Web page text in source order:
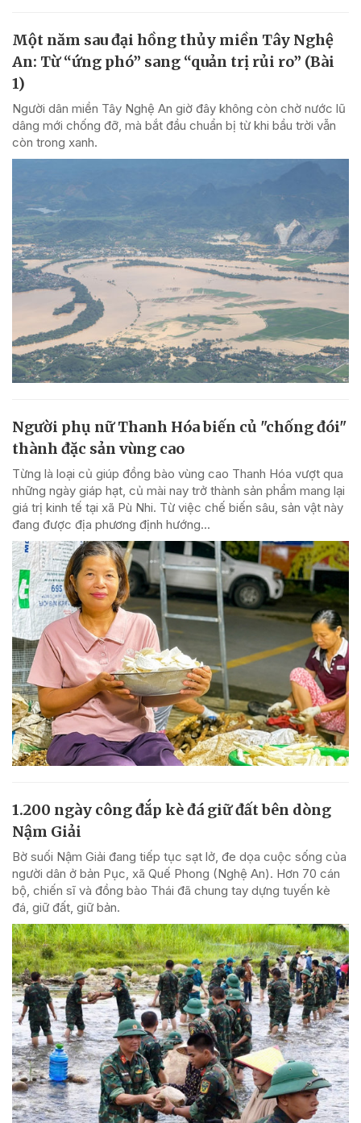
Một năm sau đại hồng thủy miền Tây Nghệ
An: Từ “ứng phó” sang “quản trị rủi ro” (Bài
1)
Người dân miền Tây Nghệ An giờ đây không còn chờ nước lũ
dâng mới chống đỡ, mà bắt đầu chuẩn bị từ khi bầu trời vẫn
còn trong xanh.
Người phụ nữ Thanh Hóa biến củ "chống đói"
thành đặc sản vùng cao
Từng là loại củ giúp đồng bào vùng cao Thanh Hóa vượt qua
những ngày giáp hạt, củ mài nay trở thành sản phẩm mang lại
giá trị kinh tế tại xã Pù Nhi. Từ việc chế biến sâu, sản vật này
đang được địa phương định hướng...
1.200 ngày công đắp kè đá giữ đất bên dòng
Nậm Giải
Bờ suối Nậm Giải đang tiếp tục sạt lở, đe dọa cuộc sống của
người dân ở bản Pục, xã Quế Phong (Nghệ An). Hơn 70 cán
bộ, chiến sĩ và đồng bào Thái đã chung tay dựng tuyến kè
đá, giữ đất, giữ bản.